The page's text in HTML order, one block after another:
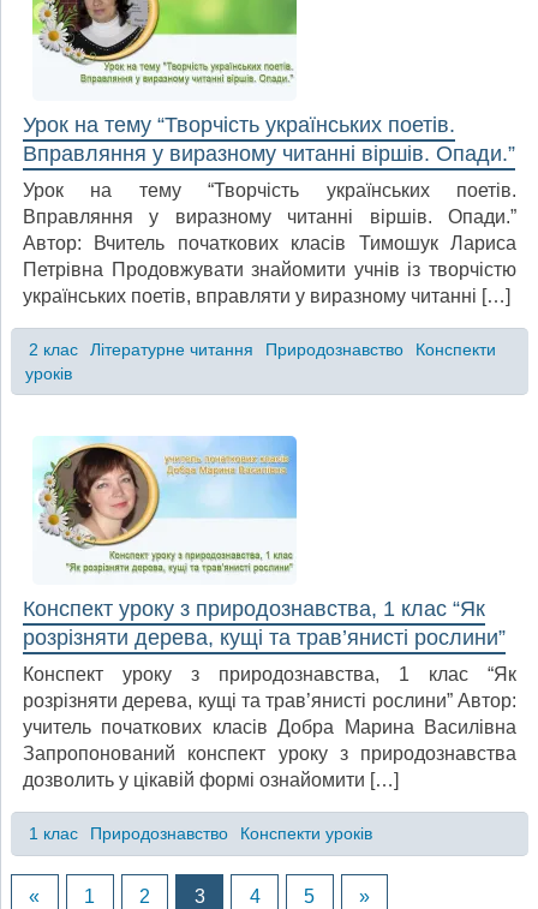
Урок на тему “Творчість українських поетів.
Вправляння у виразному читанні віршів. Опади.”
Урок на тему “Творчість українських поетів.
Вправляння у виразному читанні віршів. Опади.”
Автор: Вчитель початкових класів Тимошук Лариса
Петрівна Продовжувати знайомити учнів із творчістю
українських поетів, вправляти у виразному читанні […]
2 клас Літературне читання Природознавство
Конспекти
уроків
Конспект уроку з природознавства, 1 клас “Як
розрізняти дерева, кущі та трав’янисті рослини”
Конспект уроку з природознавства, 1 клас “Як
розрізняти дерева, кущі та трав’янисті рослини” Автор:
учитель початкових класів Добра Марина Василівна
Запропонований конспект уроку з природознавства
дозволить у цікавій формі ознайомити […]
1 клас Природознавство Конспекти уроків
« 1 2 3 4 5 »